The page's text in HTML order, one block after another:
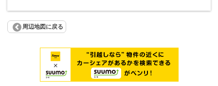
周辺地図に戻る